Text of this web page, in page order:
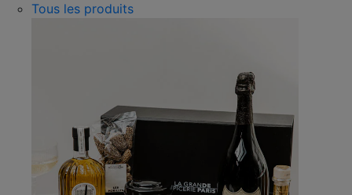
Tous les produits